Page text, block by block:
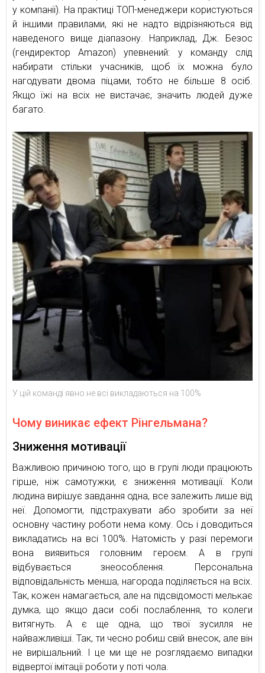
у компанії). На практиці ТОП-менеджери користуються
й іншими правилами, які не надто відрізняються від
наведеного вище діапазону. Наприклад, Дж. Безос
(гендиректор Amazon) упевнений: у команду слід
набирати стільки учасників, щоб їх можна було
нагодувати двома піцами, тобто не більше 8 осіб.
Якщо їжі на всіх не вистачає, значить людей дуже
багато.
У цій команді явно не всі викладаються на 100%
Чому виникає ефект Рінгельмана?
Зниження мотивації
Важливою причиною того, що в групі люди працюють
гірше, ніж самотужки, є зниження мотивації. Коли
людина вирішує завдання одна, все залежить лише від
неї. Допомогти, підстрахувати або зробити за неї
основну частину роботи нема кому. Ось і доводиться
викладатись на всі 100%. Натомість у разі перемоги
вона виявиться головним героєм. А в групі
відбувається знеособлення. Персональна
відповідальність менша, нагорода поділяється на всіх.
Так, кожен намагається, але на підсвідомості мелькає
думка, що якщо даси собі послаблення, то колеги
витягнуть. А є ще одна, що твої зусилля не
найважливіші. Так, ти чесно робиш свій внесок, але він
не вирішальний. І це ми ще не розглядаємо випадки
відвертої імітації роботи у поті чола.